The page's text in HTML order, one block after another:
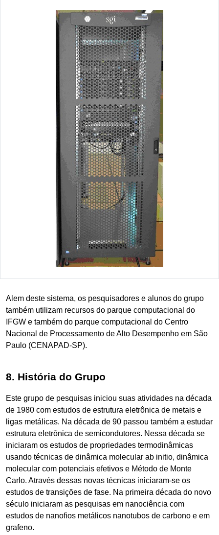
Alem deste sistema, os pesquisadores e alunos do grupo
também utilizam recursos do parque computacional do
IFGW e também do parque computacional do Centro
Nacional de Processamento de Alto Desempenho em São
Paulo (CENAPAD-SP).
8. História do Grupo
Este grupo de pesquisas iniciou suas atividades na década
de 1980 com estudos de estrutura eletrônica de metais e
ligas metálicas. Na década de 90 passou também a estudar
estrutura eletrônica de semicondutores. Nessa década se
iniciaram os estudos de propriedades termodinâmicas
usando técnicas de dinâmica molecular ab initio, dinâmica
molecular com potenciais efetivos e Método de Monte
Carlo. Através dessas novas técnicas iniciaram-se os
estudos de transições de fase. Na primeira década do novo
século iniciaram as pesquisas em nanociência com
estudos de nanofios metálicos nanotubos de carbono e em
grafeno.